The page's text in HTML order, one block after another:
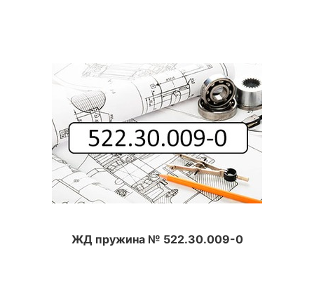
ЖД пружина № 522.30.009-0